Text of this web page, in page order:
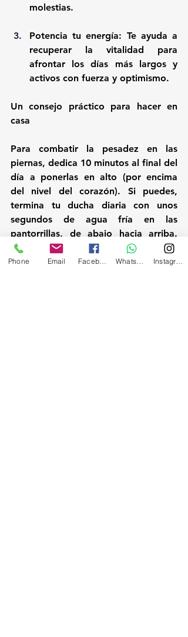
molestias.
Potencia tu energía: Te ayuda a
recuperar la vitalidad para
afrontar los días más largos y
activos con fuerza y optimismo.
Un consejo práctico para hacer en
casa
Para combatir la pesadez en las
piernas, dedica 10 minutos al final del
día a ponerlas en alto (por encima
del nivel del corazón). Si puedes,
termina tu ducha diaria con unos
segundos de agua fría en las
pantorrillas, de abajo hacia arriba.
Estos sencillos gestos, combinados
con tus sesiones de acupuntura,
Phone Email